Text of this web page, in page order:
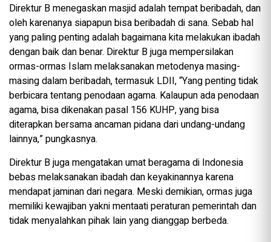
Direktur B menegaskan masjid adalah tempat beribadah, dan
oleh karenanya siapapun bisa beribadah di sana. Sebab hal
yang paling penting adalah bagaimana kita melakukan ibadah
dengan baik dan benar. Direktur B juga mempersilakan
ormas-ormas Islam melaksanakan metodenya masing-
masing dalam beribadah, termasuk LDII, “Yang penting tidak
berbicara tentang penodaan agama. Kalaupun ada penodaan
agama, bisa dikenakan pasal 156 KUHP, yang bisa
diterapkan bersama ancaman pidana dari undang-undang
lainnya,” pungkasnya.
Direktur B juga mengatakan umat beragama di Indonesia
bebas melaksanakan ibadah dan keyakinannya karena
mendapat jaminan dari negara. Meski demikian, ormas juga
memiliki kewajiban yakni mentaati peraturan pemerintah dan
tidak menyalahkan pihak lain yang dianggap berbeda.